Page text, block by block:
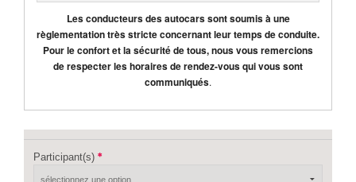
Les conducteurs des autocars sont soumis à une
règlementation très stricte concernant leur temps de conduite.
Pour le confort et la sécurité de tous, nous vous remercions
de respecter les horaires de rendez-vous qui vous sont
communiqués.
Participant(s)